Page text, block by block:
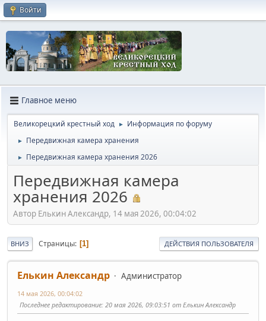
Войти
Главное меню
Великорецкий крестный ход ► Информация по форуму
► Передвижная камера хранения
► Передвижная камера хранения 2026
Передвижная камера
хранения 2026
Автор Елькин Александр, 14 мая 2026, 00:04:02
ВНИЗ Страницы 1 ДЕЙСТВИЯ ПОЛЬЗОВАТЕЛЯ
Елькин Александр Администратор
14 мая 2026, 00:04:02
Последнее редактирование: 20 мая 2026, 09:03:51 от Елькин Александр